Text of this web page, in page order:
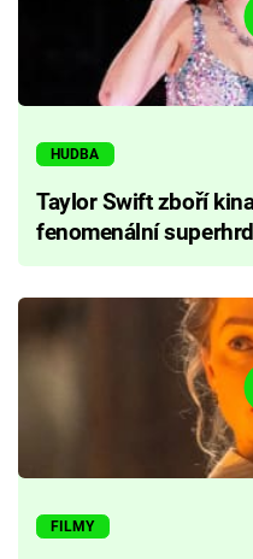
HUDBA
Taylor Swift zboří
fenomenální
FILMY